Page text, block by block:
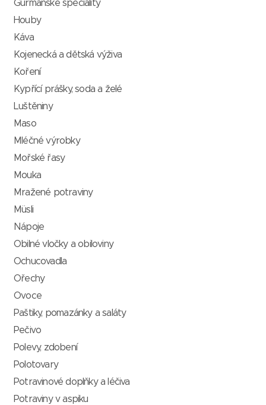
Gurmánské speciality
Houby
Káva
Kojenecká a dětská výživa
Koření
Kypřící prášky, soda a želé
Luštěniny
Maso
Mléčné výrobky
Mořské řasy
Mouka
Mražené potraviny
Müsli
Nápoje
Obilné vločky a obiloviny
Ochucovadla
Ořechy
Ovoce
Paštiky, pomazánky a saláty
Pečivo
Polevy, zdobení
Polotovary
Potravinové doplňky a léčiva
Potraviny v aspiku